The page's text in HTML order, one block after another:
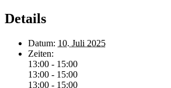
Details
Datum: 10. Juli 2025
Zeiten:
13:00 - 15:00
13:00 - 15:00
13:00 - 15:00